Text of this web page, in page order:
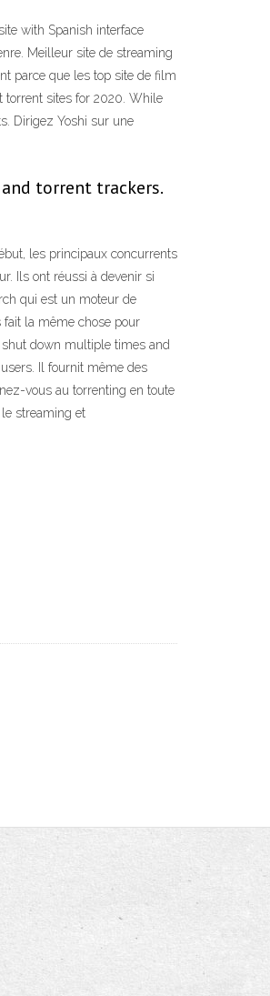
with Spanish interface
Meilleur site de streaming
parce que les top site de film
torrent sites for 2020. While
Dirigez Yoshi sur une
torrent trackers.
les principaux concurrents
Ils ont réussi à devenir si
qui est un moteur de
fait la même chose pour
shut down multiple times and
Il fournit même des
vous au torrenting en toute
streaming et